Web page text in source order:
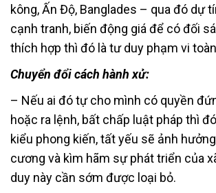
kông, Ấn Độ, Banglades – qua đó dự
cạnh tranh, biến động giá để có đối
thích hợp thì đó là tư duy phạm vi
Chuyển đổi cách hành xử:
– Nếu ai đó tự cho mình có quyền
hoặc ra lệnh, bất chấp luật pháp thì
kiểu phong kiến, tất yếu sẽ ảnh
cương và kìm hãm sự phát triển của
duy này cần sớm được loại bỏ.